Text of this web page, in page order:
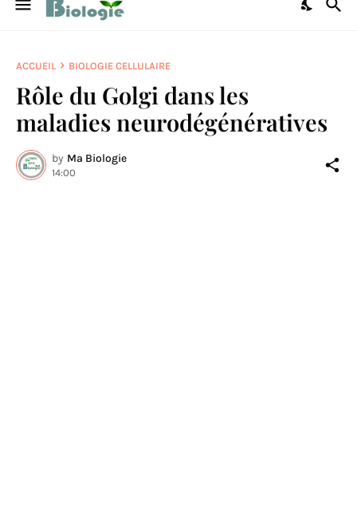
ACCUEIL BIOLOGIE CELLULAIRE
Rôle du Golgi dans les
maladies neurodégénératives
by Ma Biologie
14:00